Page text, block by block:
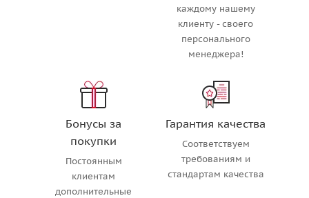
каждому нашему
клиенту - своего
персонального
менеджера!
Бонусы за
покупки
Постоянным
клиентам
дополнительные
Гарантия качества
Соответствуем
требованиям и
стандартам качества